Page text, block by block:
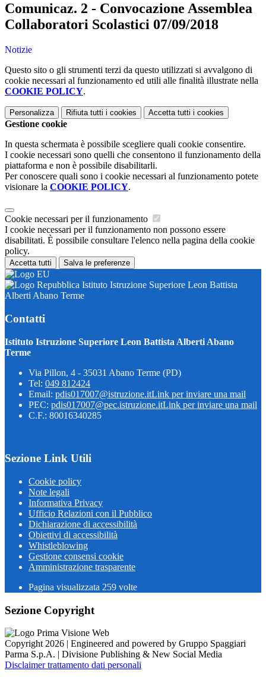
Comunicaz. 2 - Convocazione Assemblea
Collaboratori Scolastici 07/09/2018
Notizie
Questo sito o gli strumenti terzi da questo utilizzati si avvalgono di
cookie necessari al funzionamento ed utili alle finalità illustrate nella
COOKIE POLICY.
Personalizza Rifiuta tutti i cookies Accetta tutti i cookies
Gestione cookie
In questa schermata è possibile scegliere quali cookie consentire.
I cookie necessari sono quelli che consentono il funzionamento della
piattaforma e non è possibile disabilitarli.
Per conoscere quali sono i cookie necessari al funzionamento potete
visionare la COOKIE POLICY.
Cookie necessari per il funzionamento
I cookie necessari per il funzionamento non possono essere
disabilitati. È possibile consultare l'elenco nella pagina della cookie
policy.
Accetta tutti Salva le preferenze
Istituto Istruzione Superiore Leon Battista
Alberti Abano Terme
Contatti
Istituto Istruzione Superiore Leon Battista Alberti Abano
Terme
Via Pillon, 4 - 35031 Abano Terme (PD)
Tel: 049 812424
Email: pdis017007@istruzione.itLink per inviare una mail
PEC: pdis017007@pec.istruzione.itLink per inviare una mail
C.F.: 80016340285
Sezione Link Utili
Cookie policy
Note legali
Informativa Privacy
Ufficio Relazioni con il Pubblico
Dichiarazione di accessibilità
Obiettivi di accessibilità
Whistleblowing
Gestione consensi cookie
Amministrazione trasparente
Pagina visualizzata 259 volte
Sezione Copyright
Copyright 2026 | Engineered and powered by Gruppo Spaggiari
Parma S.p.A. | Divisione Publishing & New Social Media
Disclaimer trattamento dati personali